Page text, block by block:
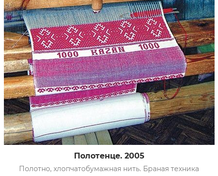
Полотенце. 2005
Полотно, хлопчатобумажная нить. Браная техника